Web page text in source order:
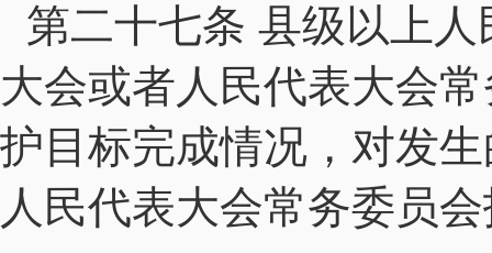
第二十七条 县级以上
大会或者人民代表大会
护目标完成情况，对发
人民代表大会常务委员